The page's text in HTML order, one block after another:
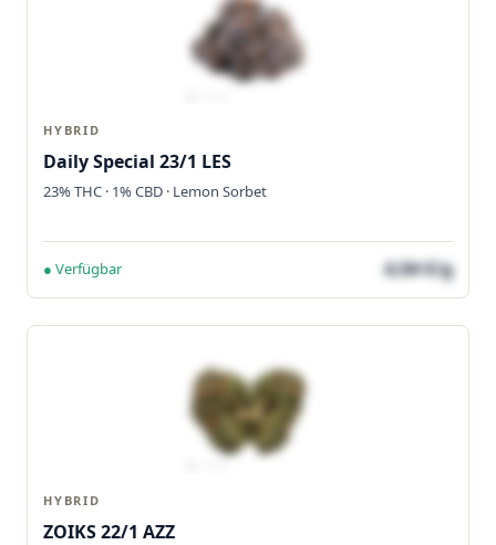
HYBRID
Daily Special 23/1 LES
23% THC · 1% CBD · Lemon Sorbet
● Verfügbar 4,04 €/g
HYBRID
ZOIKS 22/1 AZZ